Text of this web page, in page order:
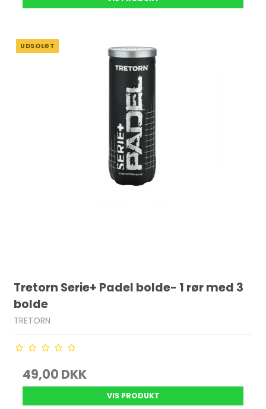
UDSOLGT
Tretorn Serie+ Padel bolde- 1 rør med 3
bolde
TRETORN
49,00 DKK
VIS PRODUKT